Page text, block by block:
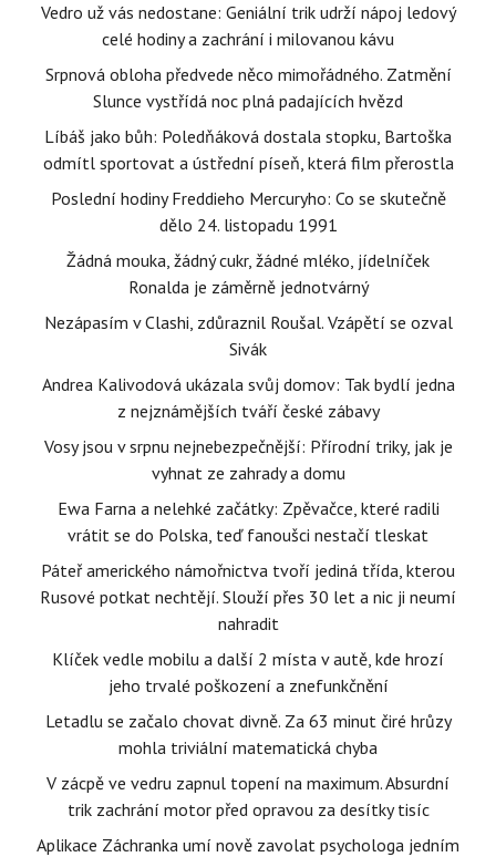
Vedro už vás nedostane: Geniální trik udrží nápoj ledový
celé hodiny a zachrání i milovanou kávu
Srpnová obloha předvede něco mimořádného. Zatmění
Slunce vystřídá noc plná padajících hvězd
Líbáš jako bůh: Poledňáková dostala stopku, Bartoška
odmítl sportovat a ústřední píseň, která film přerostla
Poslední hodiny Freddieho Mercuryho: Co se skutečně
dělo 24. listopadu 1991
Žádná mouka, žádný cukr, žádné mléko, jídelníček
Ronalda je záměrně jednotvárný
Nezápasím v Clashi, zdůraznil Roušal. Vzápětí se ozval
Sivák
Andrea Kalivodová ukázala svůj domov: Tak bydlí jedna
z nejznámějších tváří české zábavy
Vosy jsou v srpnu nejnebezpečnější: Přírodní triky, jak je
vyhnat ze zahrady a domu
Ewa Farna a nelehké začátky: Zpěvačce, které radili
vrátit se do Polska, teď fanoušci nestačí tleskat
Páteř amerického námořnictva tvoří jediná třída, kterou
Rusové potkat nechtějí. Slouží přes 30 let a nic ji neumí
nahradit
Klíček vedle mobilu a další 2 místa v autě, kde hrozí
jeho trvalé poškození a znefunkčnění
Letadlu se začalo chovat divně. Za 63 minut čiré hrůzy
mohla triviální matematická chyba
V zácpě ve vedru zapnul topení na maximum. Absurdní
trik zachrání motor před opravou za desítky tisíc
Aplikace Záchranka umí nově zavolat psychologa jedním